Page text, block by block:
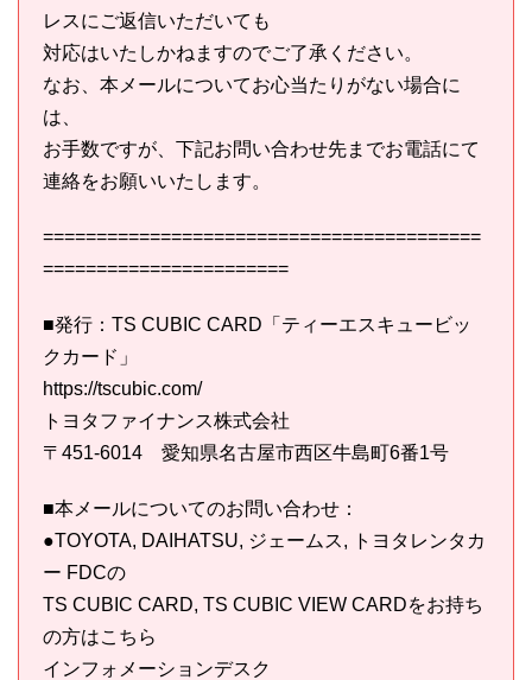
レスにご返信いただいても
対応はいたしかねますのでご了承ください。
なお、本メールについてお心当たりがない場合に
は、
お手数ですが、下記お問い合わせ先までお電話にて
連絡をお願いいたします。
=========================================
=======================
■発行：TS CUBIC CARD「ティーエスキュービッ
クカード」
https://tscubic.com/
トヨタファイナンス株式会社
〒451-6014 愛知県名古屋市西区牛島町6番1号
■本メールについてのお問い合わせ：
●TOYOTA, DAIHATSU, ジェームス, トヨタレンタカ
ー FDCの
TS CUBIC CARD, TS CUBIC VIEW CARDをお持ち
の方はこちら
インフォメーションデスク